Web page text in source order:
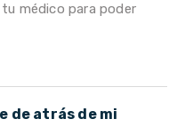
médico para poder
de atrás de mi